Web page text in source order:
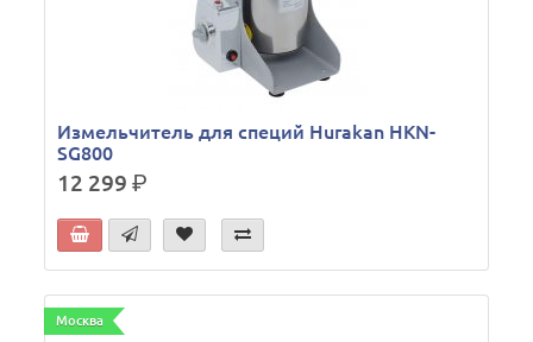
Измельчитель для специй Hurakan HKN-
SG800
12 299р.
Москва